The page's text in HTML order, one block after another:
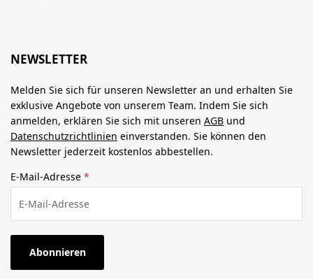
NEWSLETTER
Melden Sie sich für unseren Newsletter an und erhalten Sie
exklusive Angebote von unserem Team. Indem Sie sich
anmelden, erklären Sie sich mit unseren AGB und
Datenschutzrichtlinien einverstanden. Sie können den
Newsletter jederzeit kostenlos abbestellen.
E-Mail-Adresse *
Abonnieren